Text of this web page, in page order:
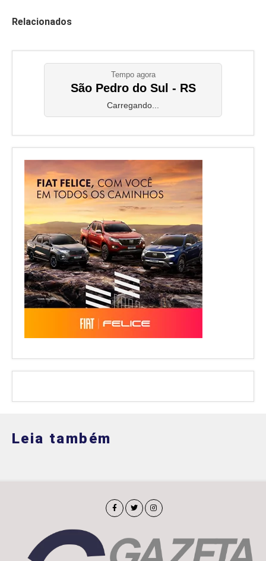
Relacionados
Tempo agora
São Pedro do Sul - RS
Carregando...
Leia também